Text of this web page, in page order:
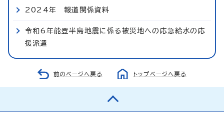
2024年 報道関係資料
令和6年能登半島地震に係る被災地への応急給水の応
援派遣
前のページへ戻る トップページへ戻る